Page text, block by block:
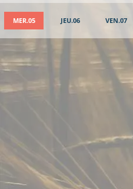
MER.05 JEU.06 VEN.07